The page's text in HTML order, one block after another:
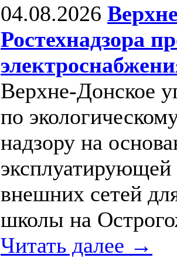
04.08.2026
Ростехнадзора
Верхне-Донское
по
надзору на
эксплуатирующей
внешних сетей
школы на
Читать далее →